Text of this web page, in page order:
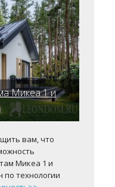
Микеа 1 и
вам, что
Микеа 1 и
технологии